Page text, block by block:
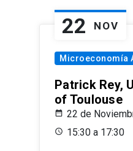
22 NOV
Microeconomía
Patrick Rey,
of Toulouse
22 de
15:30 a 17:30